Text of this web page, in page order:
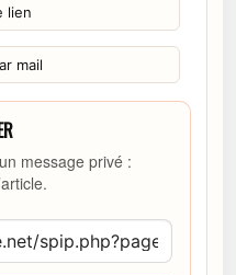
lien
mail
message privé :